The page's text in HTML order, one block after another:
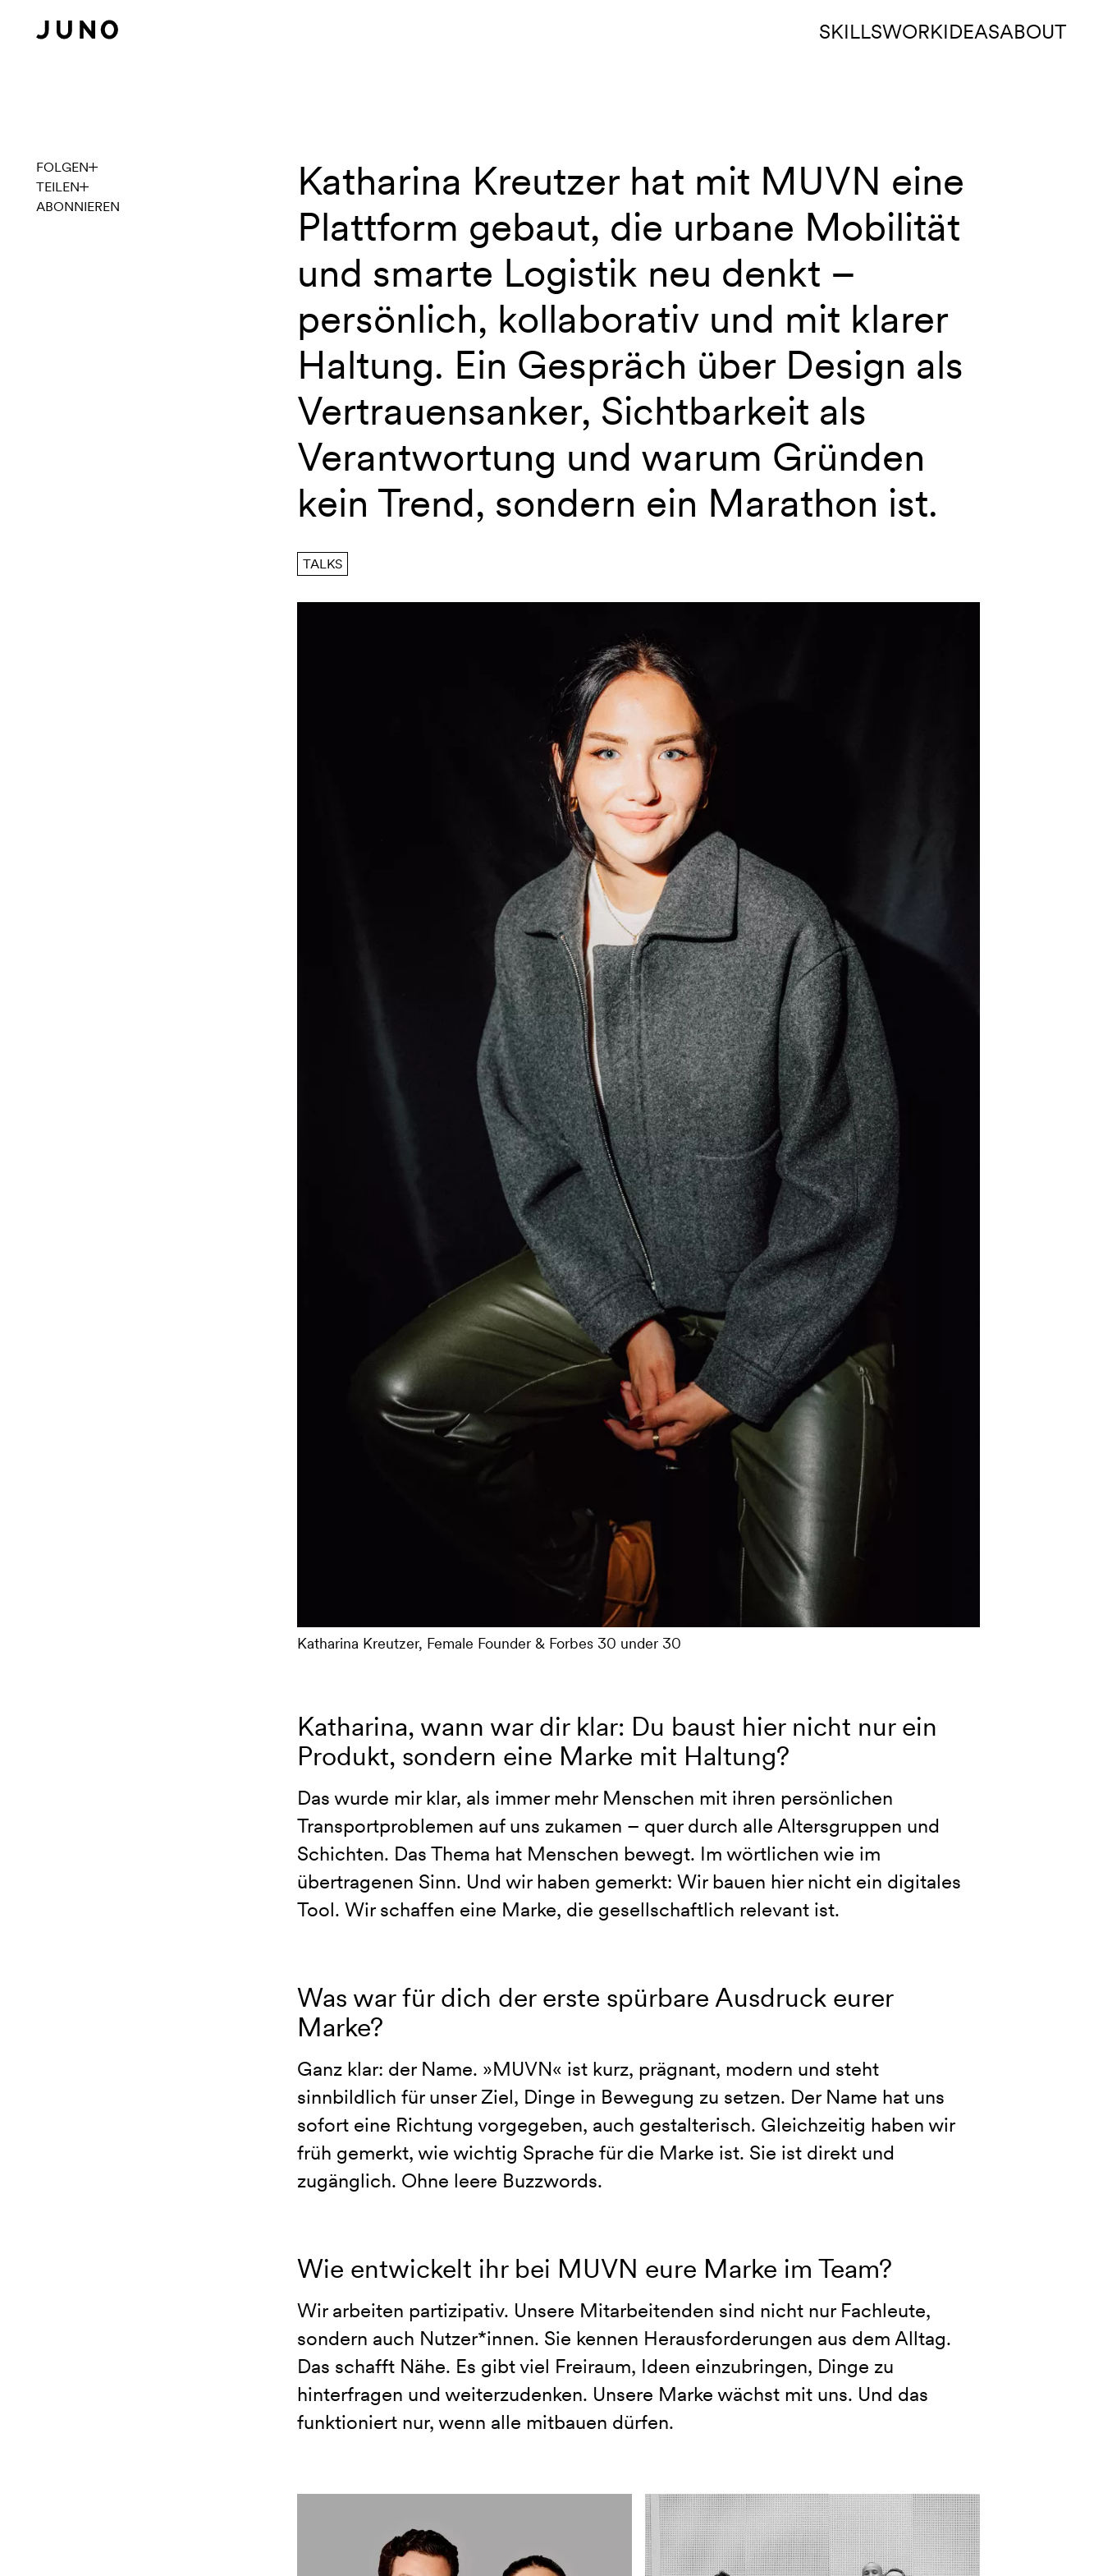
SKILLSWORKIDEASABOUT
JUNO TALKS mit Katharina Kreutzer
Katharina Kreutzer hat mit MUVN eine
Plattform gebaut, die urbane Mobilität
und smarte Logistik neu denkt –
persönlich, kollaborativ und mit klarer
Haltung. Ein Gespräch über Design als
Vertrauensanker, Sichtbarkeit als
Verantwortung und warum Gründen
kein Trend, sondern ein Marathon ist.
TALKS
Katharina Kreutzer, Female Founder & Forbes 30 under 30
Katharina, wann war dir klar: Du baust hier nicht nur ein
Produkt, sondern eine Marke mit Haltung?
Das wurde mir klar, als immer mehr Menschen mit ihren persönlichen
Transportproblemen auf uns zukamen – quer durch alle Altersgruppen und
Schichten. Das Thema hat Menschen bewegt. Im wörtlichen wie im
übertragenen Sinn. Und wir haben gemerkt: Wir bauen hier nicht ein digitales
Tool. Wir schaffen eine Marke, die gesellschaftlich relevant ist.
Was war für dich der erste spürbare Ausdruck eurer
Marke?
Ganz klar: der Name. »MUVN« ist kurz, prägnant, modern und steht
sinnbildlich für unser Ziel, Dinge in Bewegung zu setzen. Der Name hat uns
sofort eine Richtung vorgegeben, auch gestalterisch. Gleichzeitig haben wir
früh gemerkt, wie wichtig Sprache für die Marke ist. Sie ist direkt und
zugänglich. Ohne leere Buzzwords.
Wie entwickelt ihr bei MUVN eure Marke im Team?
Wir arbeiten partizipativ. Unsere Mitarbeitenden sind nicht nur Fachleute,
sondern auch Nutzer*innen. Sie kennen Herausforderungen aus dem Alltag.
Das schafft Nähe. Es gibt viel Freiraum, Ideen einzubringen, Dinge zu
hinterfragen und weiterzudenken. Unsere Marke wächst mit uns. Und das
funktioniert nur, wenn alle mitbauen dürfen.
FOLGEN
TEILEN
ABONNIEREN